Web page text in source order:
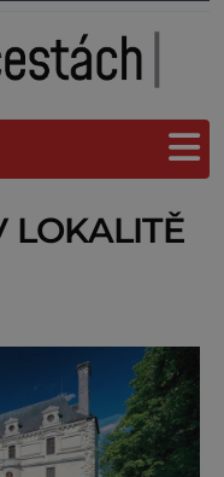
LOKALITĚ